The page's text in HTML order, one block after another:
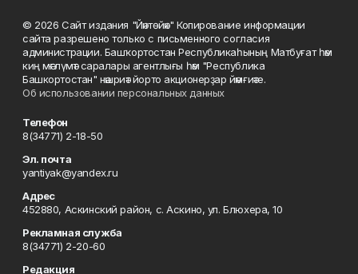
© 2026 Сайт издания "Йәнтөйәк" Копирование информации
сайта разрешено только с письменного согласия
администрации. Башҡортостан Республикаһының Матбуғат һәм
киң мәғлүмәт саралары агентлығы һәм "Республика
Башкортостан" нәшриәт йорто акционерҙар йәмғиәте.
Об использовании персональных данных
Телефон
8(34771) 2-18-50
Эл. почта
yantiyak@yandex.ru
Адрес
452880, Аскинский район, с. Аскино, ул. Блюхера, 10
Рекламная служба
8(34771) 2-20-60
Редакция